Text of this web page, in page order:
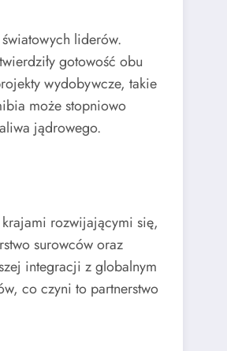
liderów.
gotowość obu
wydobywcze, takie
może stopniowo
jądrowego.
rozwijającymi się,
surowców oraz
integracji z globalnym
co czyni to partnerstwo